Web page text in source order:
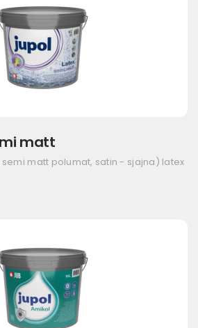
matt
matt polumat, satin - sjajna) latex